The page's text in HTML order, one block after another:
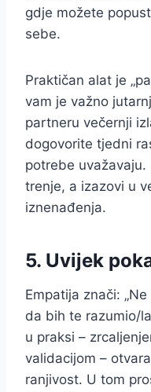
gdje možete
sebe.
Praktičan alat je
vam je važno
partneru večernji
dogovorite tjedni
potrebe
trenje, a izazovi u
iznenađenja.
5. Uvijek
Empatija znači:
da bih te razumio/
u praksi –
validacijom –
ranjivost. U tom